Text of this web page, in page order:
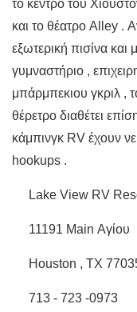
το κέντρο του
και το θέατρο Alley .
εξωτερική πισίνα
γυμναστήριο ,
μπάρμπεκιου γκριλ ,
θέρετρο διαθέτει
κάμπινγκ RV έχουν
hookups .
Lake View RV
11191 Main Αγίου
Houston , TX
713 - 723 -0973